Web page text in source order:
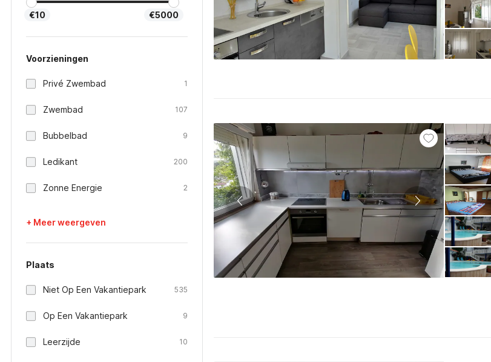
€10 €5000
Voorzieningen
Privé Zwembad 1
Zwembad 107
Bubbelbad 9
Ledikant 200
Zonne Energie 2
+ Meer weergeven
Plaats
Niet Op Een Vakantiepark 535
Op Een Vakantiepark 9
Leerzijde 10